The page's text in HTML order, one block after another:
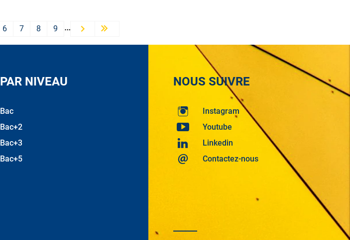
6 7 8 9 …
Next ›
PAR NIVEAU
Bac
Bac+2
Bac+3
Bac+5
NOUS SUIVRE
Instagram
Youtube
Linkedin
Contactez-nous